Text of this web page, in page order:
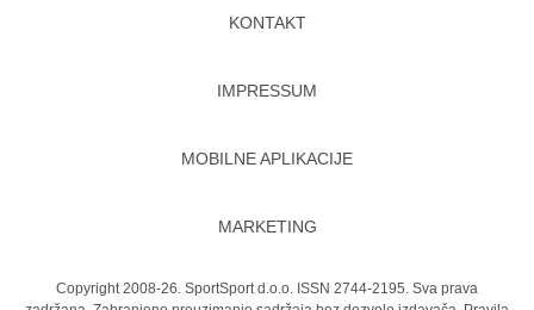
KONTAKT
IMPRESSUM
MOBILNE APLIKACIJE
MARKETING
Copyright 2008-26. SportSport d.o.o. ISSN 2744-2195. Sva prava